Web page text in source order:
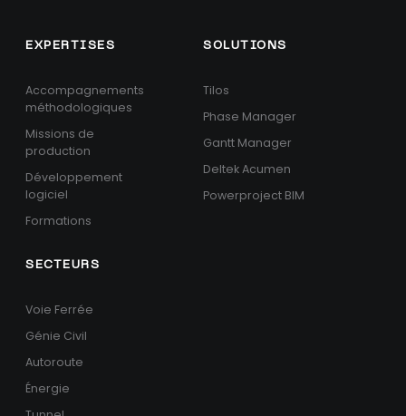
EXPERTISES
Accompagnements
méthodologiques
Missions de
production
Développement
logiciel
Formations
SOLUTIONS
Tilos
Phase Manager
Gantt Manager
Deltek Acumen
Powerproject BIM
SECTEURS
Voie Ferrée
Génie Civil
Autoroute
Énergie